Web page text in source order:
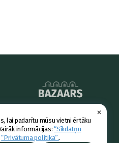
×
lai padarītu mūsu vietni ērtāku
informācijas:“Sīkdatņu
“Privātuma politika”..